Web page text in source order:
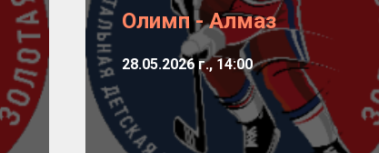
Олимп - Алмаз
28.05.2026 г., 14:00